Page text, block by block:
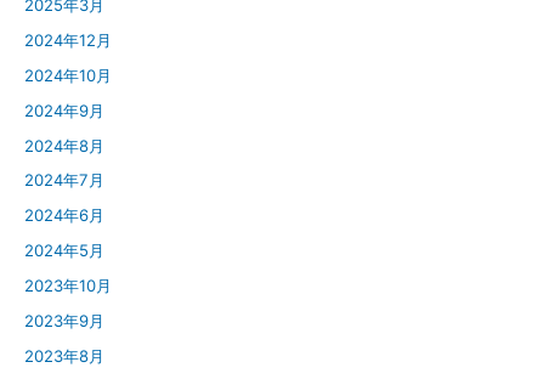
2025年3月
2024年12月
2024年10月
2024年9月
2024年8月
2024年7月
2024年6月
2024年5月
2023年10月
2023年9月
2023年8月